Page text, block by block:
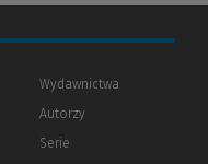
Wydawnictwa
Autorzy
Serie